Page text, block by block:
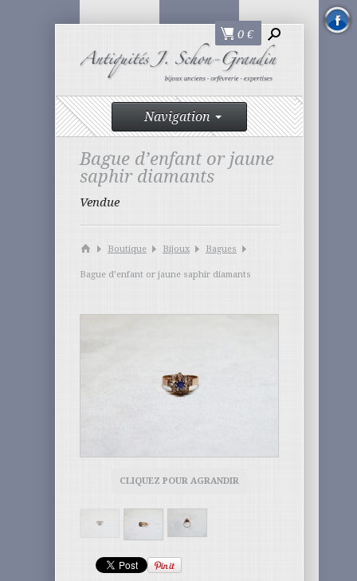
0 €
Navigation
Bague d’enfant or jaune
saphir diamants
Vendue
Boutique Bijoux Bagues
Bague d’enfant or jaune saphir diamants
CLIQUEZ POUR AGRANDIR